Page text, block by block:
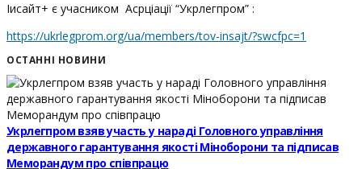
Іисайт+ є учасником Асрціації “Укрлегпром” :
https://ukrlegprom.org/ua/members/tov-insajt/?swcfpc=1
ОСТАННІ НОВИНИ
Укрлегпром взяв участь у нараді Головного управління
державного гарантування якості Міноборони та підписав
Меморандум про співпрацю